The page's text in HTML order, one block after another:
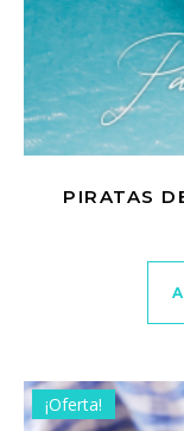
PIRATAS
¡Oferta!